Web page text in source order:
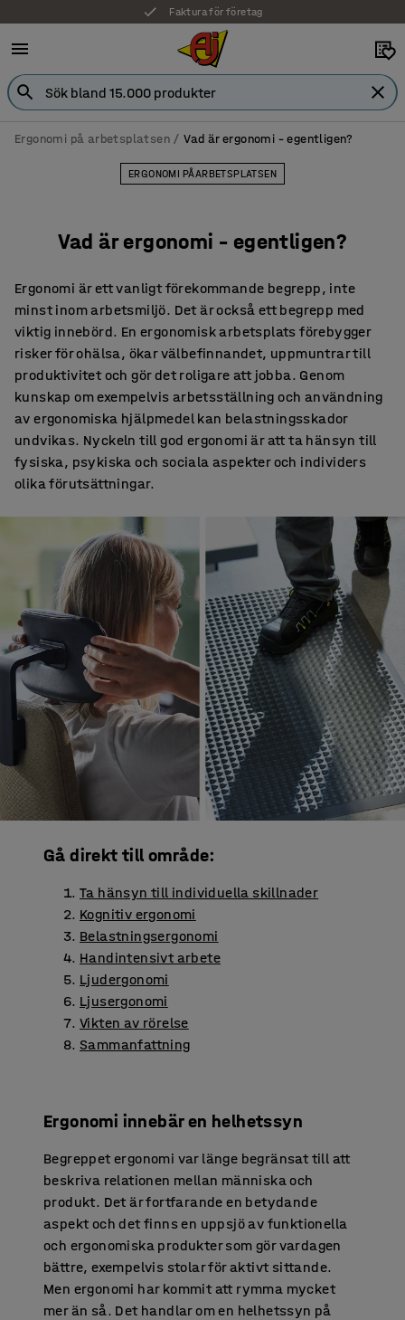
7 års garanti
Ergonomi på arbetsplatsen Vad är ergonomi – egentligen?
ERGONOMI PÅ ARBETSPLATSEN
Vad är ergonomi – egentligen?
Ergonomi är ett vanligt förekommande begrepp, inte
minst inom arbetsmiljö. Det är också ett begrepp med
viktig innebörd. En ergonomisk arbetsplats förebygger
risker för ohälsa, ökar välbefinnandet, uppmuntrar till
produktivitet och gör det roligare att jobba. Genom
kunskap om exempelvis arbetsställning och användning
av ergonomiska hjälpmedel kan belastningsskador
undvikas. Nyckeln till god ergonomi är att ta hänsyn till
fysiska, psykiska och sociala aspekter och individers
olika förutsättningar.
Gå direkt till område:
Ta hänsyn till individuella skillnader
Kognitiv ergonomi
Belastningsergonomi
Handintensivt arbete
Ljudergonomi
Ljusergonomi
Vikten av rörelse
Sammanfattning
Ergonomi innebär en helhetssyn
Begreppet ergonomi var länge begränsat till att
beskriva relationen mellan människa och
produkt. Det är fortfarande en betydande
aspekt och det finns en uppsjö av funktionella
och ergonomiska produkter som gör vardagen
bättre, exempelvis stolar för aktivt sittande.
Men ergonomi har kommit att rymma mycket
mer än så. Det handlar om en helhetssyn på